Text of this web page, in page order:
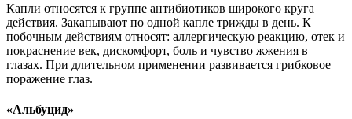
Капли относятся к группе антибиотиков широкого круга
действия. Закапывают по одной капле трижды в день. К
побочным действиям относят: аллергическую реакцию, отек и
покраснение век, дискомфорт, боль и чувство жжения в
глазах. При длительном применении развивается грибковое
поражение глаз.
«Альбуцид»